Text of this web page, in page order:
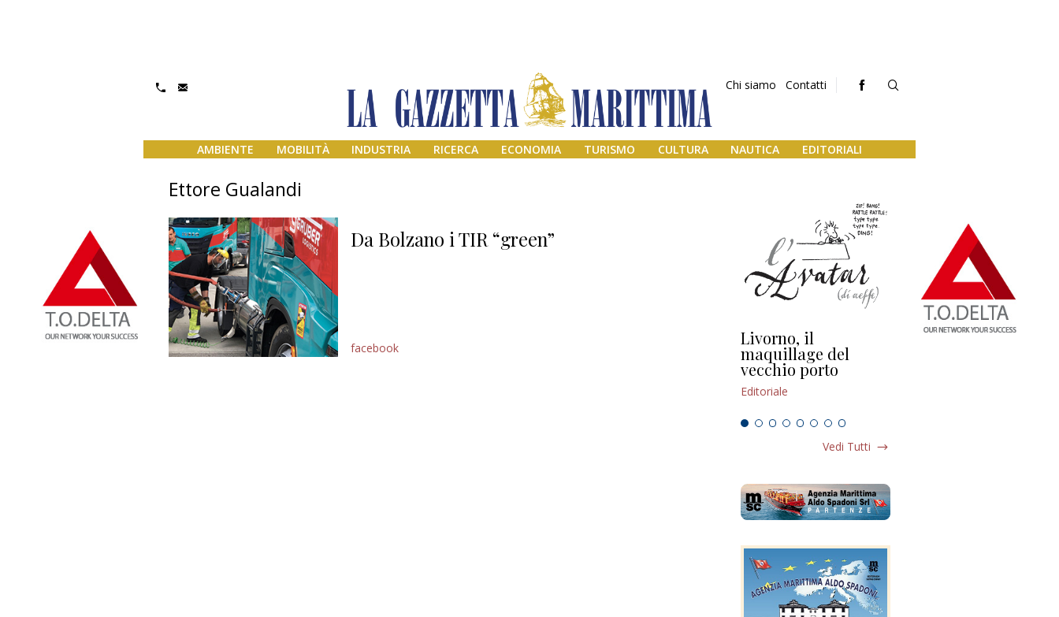
Chi siamo Contatti
AMBIENTE MOBILITÀ INDUSTRIA RICERCA ECONOMIA TURISMO CULTURA NAUTICA EDITORIALI
Ettore Gualandi
Da Bolzano i TIR “green”
facebook Livorno, il
maquillage del
vecchio porto
Editoriale
L’uscita di scena di
Vedi Tutti